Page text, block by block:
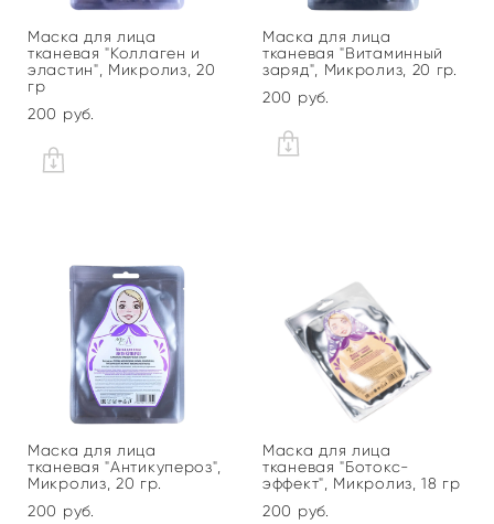
Маска для лица
тканевая "Коллаген и
эластин", Микролиз, 20
гр
200 pуб.
Маска для лица
тканевая "Витаминный
заряд", Микролиз, 20 гр.
200 pуб.
Маска для лица
тканевая "Антикупероз",
Микролиз, 20 гр.
200 pуб.
Маска для лица
тканевая "Ботокс-
эффект", Микролиз, 18 гр
200 pуб.